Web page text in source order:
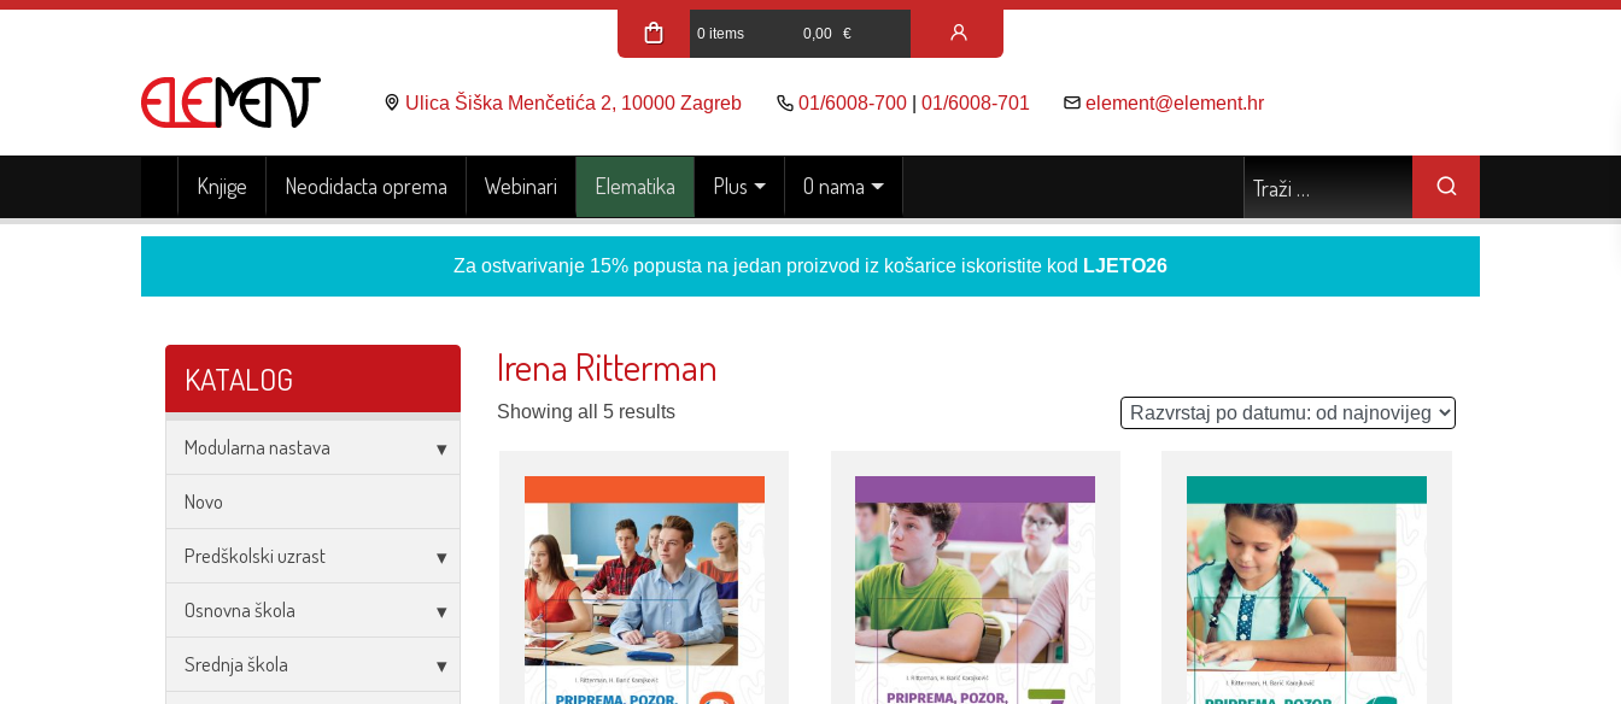
0 items 0,00 €
Ulica Šiška Menčetića 2, 10000 Zagreb 01/6008-700| 01/6008-701 element@element.hr
Knjige Neodidacta oprema Webinari Elematika Plus O nama
Za ostvarivanje 15% popusta na jedan proizvod iz košarice iskoristite kod LJETO26
KATALOG
Modularna nastava
Novo
Predškolski uzrast
Osnovna škola
Srednja škola
Irena Ritterman
Showing all 5 results